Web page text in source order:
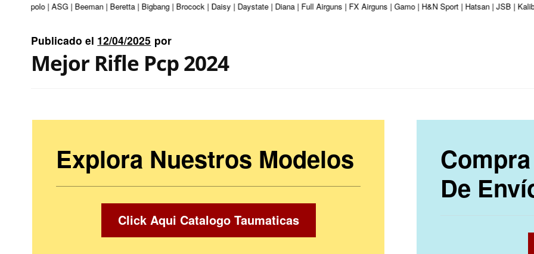
| Apolo | ASG | Beeman | Beretta | Bigbang | Brocock | Daisy | Daystate | Diana | Full Airguns | FX Airguns | Gamo | H&N Sport | Hatsan | JSB |
Publicado el 12/04/2025 por
Mejor Rifle Pcp 2024
Explora Nuestros Modelos
Click Aqui Catalogo Taumaticas
De